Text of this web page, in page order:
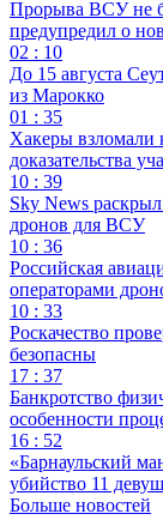
Прорыва ВСУ не
предупредил о
02 : 10
До 15 августа
из Марокко
01 : 35
Хакеры
доказательства
10 : 39
Sky News
дронов для ВСУ
10 : 36
Российская
операторами
10 : 33
Роскачество
безопасны
17 : 37
Банкротство
особенности
16 : 52
«Барнаульский
убийство 11
Больше новостей